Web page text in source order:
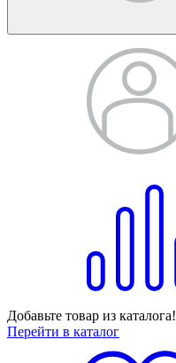
Добавьте товар из каталога!
Перейти в каталог